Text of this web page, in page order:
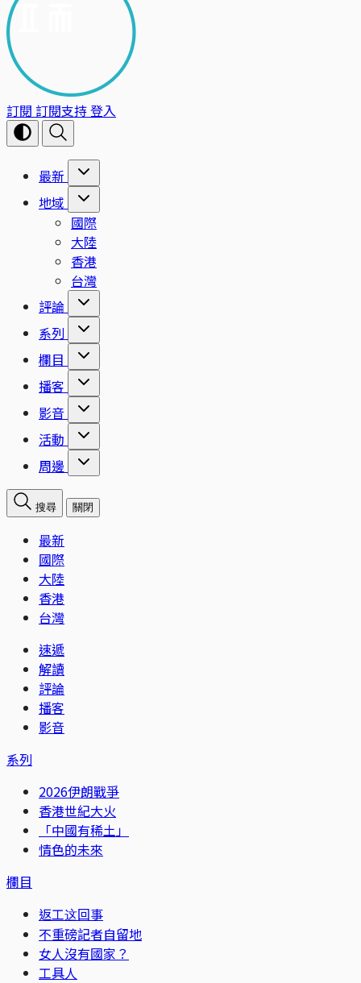
訂閱 訂閱支持登入
最新
地域
國際
大陸
香港
台灣
評論
系列
欄目
播客
影音
活動
周邊
搜尋 關閉
最新
國際
大陸
香港
台灣
速遞
解讀
評論
播客
影音
系列
2026伊朗戰爭
香港世紀大火
「中國有稀土」
情色的未來
欄目
返工这回事
不重磅記者自留地
女人沒有國家？
工具人